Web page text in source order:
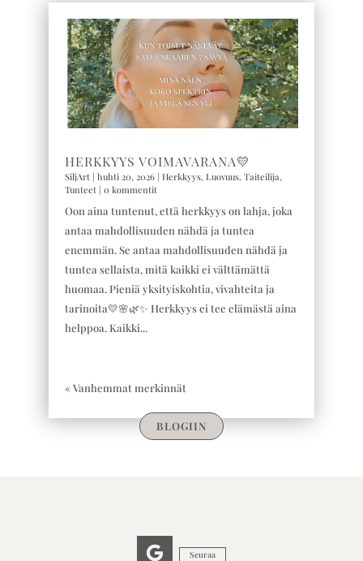
HERKKYYS VOIMAVARANA💛
SiljArt| huhti 20, 2026| Herkkyys, Luovuus, Taiteilija,
Tunteet| 0 kommentit
Oon aina tuntenut, että herkkyys on lahja, joka
antaa mahdollisuuden nähdä ja tuntea
enemmän. Se antaa mahdollisuuden nähdä ja
tuntea sellaista, mitä kaikki ei välttämättä
huomaa. Pieniä yksityiskohtia, vivahteita ja
tarinoita💛🌸🌿✨ Herkkyys ei tee elämästä aina
helppoa. Kaikki...
« Vanhemmat merkinnät
BLOGIIN
Seuraa